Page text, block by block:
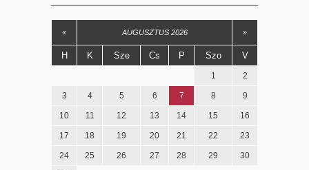
« AUGUSZTUS 2026 »
H K Sze Cs P Szo V
1 2
3 4 5 6 7 8 9
10 11 12 13 14 15 16
17 18 19 20 21 22 23
24 25 26 27 28 29 30